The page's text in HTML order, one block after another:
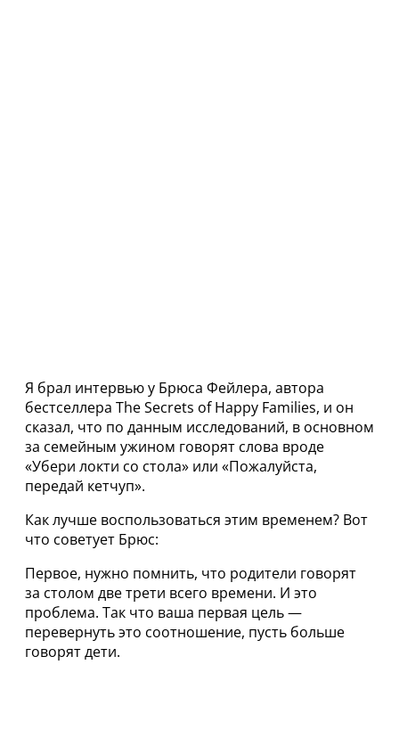
Я брал интервью у Брюса Фейлера, автора
бестселлера The Secrets of Happy Families, и он
сказал, что по данным исследований, в основном
за семейным ужином говорят слова вроде
«Убери локти со стола» или «Пожалуйста,
передай кетчуп».
Как лучше воспользоваться этим временем? Вот
что советует Брюс:
Первое, нужно помнить, что родители говорят
за столом две трети всего времени. И это
проблема. Так что ваша первая цель —
перевернуть это соотношение, пусть больше
говорят дети.